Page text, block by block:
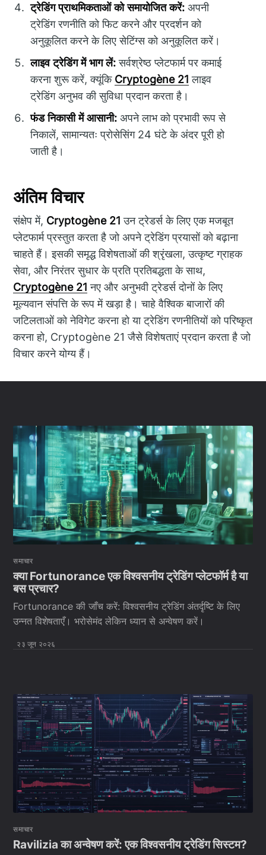
ट्रेडिंग प्राथमिकताओं को समायोजित करें: अपनी
ट्रेडिंग रणनीति को फिट करने और प्रदर्शन को
अनुकूलित करने के लिए सेटिंग्स को अनुकूलित करें।
लाइव ट्रेडिंग में भाग लें:सर्वश्रेष्ठ प्लेटफार्म पर कमाई
करना शुरू करें, क्यूंकि Cryptogène 21 लाइव
ट्रेडिंग अनुभव की सुविधा प्रदान करता है।
फंड निकासी में आसानी: अपने लाभ को प्रभावी रूप से
निकालें, सामान्यतः प्रोसेसिंग 24 घंटे के अंदर पूरी हो
जाती है।
अंतिम विचार
संक्षेप में, Cryptogène 21 उन ट्रेडर्स के लिए एक मजबूत
प्लेटफार्म प्रस्तुत करता है जो अपने ट्रेडिंग प्रयासों को बढ़ाना
चाहते हैं। इसकी समृद्ध विशेषताओं की श्रृंखला, उत्कृष्ट ग्राहक
सेवा, और निरंतर सुधार के प्रति प्रतिबद्धता के साथ,
Cryptogène 21 नए और अनुभवी ट्रेडर्स दोनों के लिए
मूल्यवान संपत्ति के रूप में खड़ा है। चाहे वैश्विक बाजारों की
जटिलताओं को नेविगेट करना हो या ट्रेडिंग रणनीतियों को परिष्कृत
करना हो, Cryptogène 21 जैसे विशेषताएं प्रदान करता है जो
विचार करने योग्य हैं।
समाचार
क्या Fortunorance एक विश्वसनीय ट्रेडिंग प्लेटफॉर्म है या
बस प्रचार?
Fortunorance की जाँच करें: विश्वसनीय ट्रेडिंग अंतर्दृष्टि के लिए
उन्नत विशेषताएँ। भरोसेमंद लेकिन ध्यान से अन्वेषण करें।
२३ जून २०२६
समाचार
Ravilizia का अन्वेषण करें: एक विश्वसनीय ट्रेडिंग सिस्टम?